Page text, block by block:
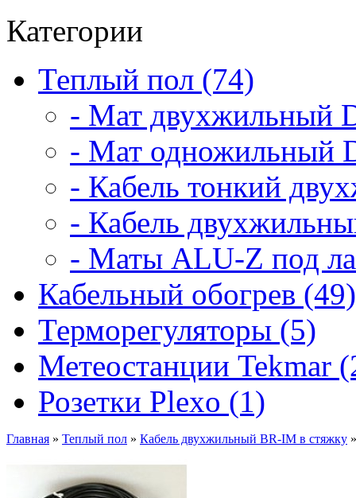
Категории
Теплый пол (74)
- Мат двухжильный
- Мат одножильный
- Кабель тонкий
- Кабель
- Маты ALU-Z под
Кабельный обогрев (49)
Терморегуляторы (5)
Метеостанции Tekmar
Розетки Plexo (1)
Главная » Теплый пол » Кабель двухжильный BR-IM в стяжку